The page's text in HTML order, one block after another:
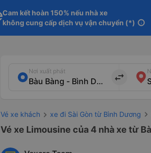
Cam kết hoàn 150% nếu nhà xe
không cung cấp dịch vụ vận chuyển (*) info
Nơi xuất phát
import_export
Vé xe khách xe đi Sài Gòn từ Bình Dương
Vé xe Limousine của 4 nhà xe từ